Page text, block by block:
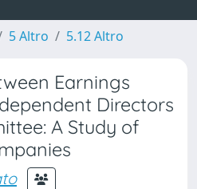
5 Altro 5.12 Altro
Earnings
Directors
A Study of